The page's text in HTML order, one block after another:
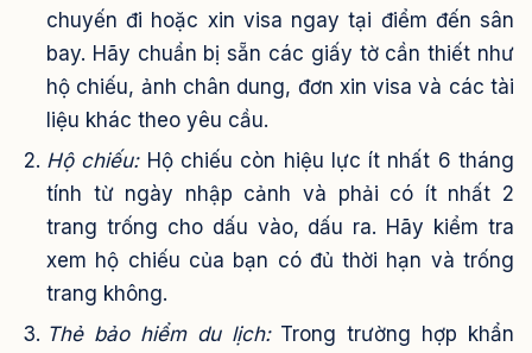
chuyến đi hoặc xin visa ngay tại điểm đến sân
bay. Hãy chuẩn bị sẵn các giấy tờ cần thiết như
hộ chiếu, ảnh chân dung, đơn xin visa và các tài
liệu khác theo yêu cầu.
Hộ chiếu:Hộ chiếu còn hiệu lực ít nhất 6 tháng
tính từ ngày nhập cảnh và phải có ít nhất 2
trang trống cho dấu vào, dấu ra. Hãy kiểm tra
xem hộ chiếu của bạn có đủ thời hạn và trống
trang không.
Thẻ bảo hiểm du lịch:Trong trường hợp khẩn